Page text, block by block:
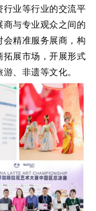
行业等行业的交流平
与专业观众之间的
精准服务展商，构
展市场，开展形式
、非遗等文化。